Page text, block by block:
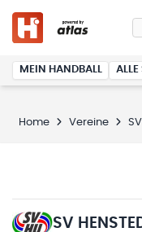
MEIN HANDBALL ALLE
Home Vereine
SV